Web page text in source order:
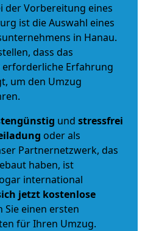
der Vorbereitung eines
ist die Auswahl eines
in Hanau.
dass das
Erfahrung
um den Umzug
und stressfrei
oder als
Partnernetzwerk, das
haben, ist
international
jetzt kostenlose
Sie einen ersten
für Ihren Umzug.